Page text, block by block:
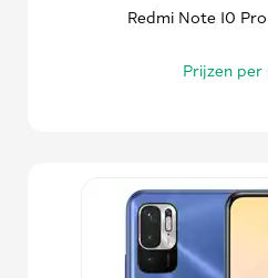
Redmi Note 10
Prijzen per